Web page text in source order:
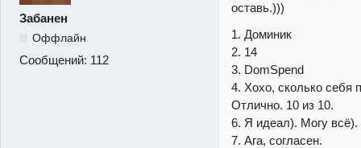
Забанен
Оффлайн
Сообщений: 112
оставь.)))
1. Доминик
2. 14
3. DomSpend
4. Хохо, сколько себя
Отлично. 10 из 10.
6. Я идеал). Могу всё).
7. Ага, согласен.